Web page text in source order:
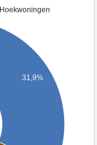
Hoekwoningen
31,9%